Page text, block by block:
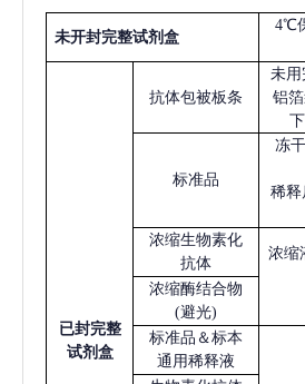
未开封完整试剂盒
4℃
已封完整
试剂盒
抗体包被板条
未用
铝
标准品
冻
稀释
浓缩生物素化
抗体
浓缩
浓缩酶结合物
(避光)
标准品＆标本
通用稀释液